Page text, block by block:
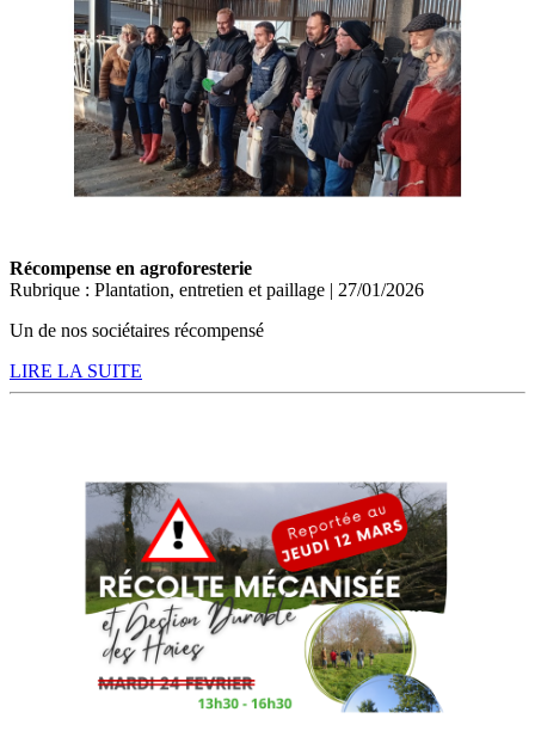
Récompense en agroforesterie
Rubrique : Plantation, entretien et paillage | 27/01/2026
Un de nos sociétaires récompensé
LIRE LA SUITE